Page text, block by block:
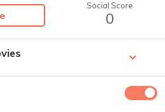
Social Score
0